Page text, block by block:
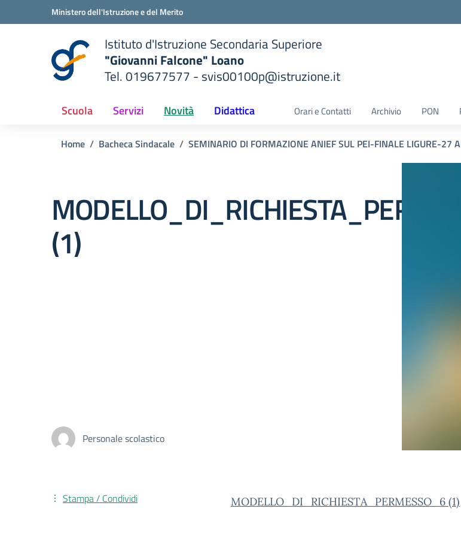
Vai ai contenuti
Vai al menu di navigazioneMinistero dell'Istruzione e del Merito
Istituto d'Istruzione Secondaria Superiore
"Giovanni Falcone" Loano
Tel. 019677577 - svis00100p@istruzione.it
Scuola Servizi Novità Didattica Orari e Contatti Archivio PON
Home Bacheca Sindacale SEMINARIO DI FORMAZIONE ANIEF SUL PEI-FINALE LIGURE-27
(1)
Personale scolastico
Stampa / Condividi MODELLO_DI_RICHIESTA_PERMESSO_6 (1)